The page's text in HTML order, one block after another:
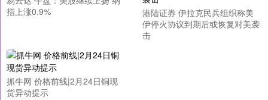
指上涨0.9%
港陆证券 伊拉克民兵组织称美
伊停火协议到期后或恢复对美袭
击
抓牛网 价格前线|2月24日铜现
货异动提示